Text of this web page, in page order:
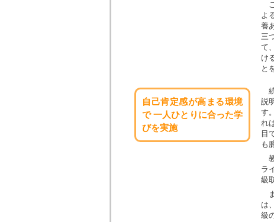
よ
養
三
て
け
と
自己肯定感が高まる環境
で一人ひとりに合った学
びを実施
説
す
れ
目
も
ラ
級
は
級